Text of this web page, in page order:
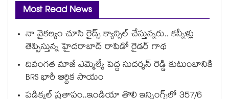
Most Read News
నా వైకల్యం చూసి రైడ్స్ క్యాన్సిల్ చేస్తున్నరు.. కన్నీళ్లు
తెప్పిస్తున్న హైదరాబాద్ రాపిడో రైడర్ గాథ
దివంగత మాజీ ఎమ్మెల్యే పెద్ద సుదర్శన్ రెడ్డి కుటుంబానికి
BRS భారీ ఆర్థిక సాయం